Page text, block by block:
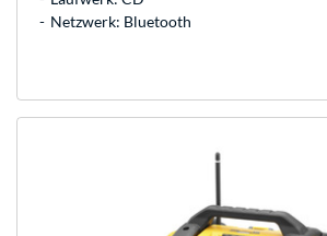
Netzwerk: Bluetooth